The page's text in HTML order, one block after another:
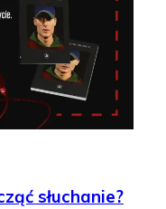
słuchanie?